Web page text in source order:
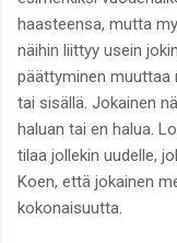
haasteensa, mutta
näihin liittyy usein
päättyminen muuttaa
tai sisällä. Jokainen
haluan tai en halua.
tilaa jollekin uudelle,
Koen, että jokainen
kokonaisuutta.